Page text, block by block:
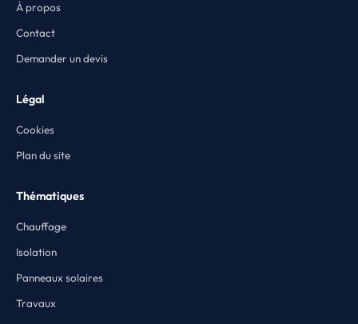
À propos
Contact
Demander un devis
Légal
Cookies
Plan du site
Thématiques
Chauffage
Isolation
Panneaux solaires
Travaux